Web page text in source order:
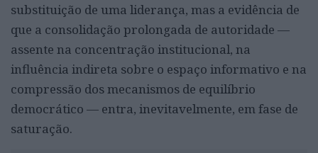
substituição de uma liderança, mas a evidência de
que a consolidação prolongada de autoridade —
assente na concentração institucional, na
influência indireta sobre o espaço informativo e na
compressão dos mecanismos de equilíbrio
democrático — entra, inevitavelmente, em fase de
saturação.